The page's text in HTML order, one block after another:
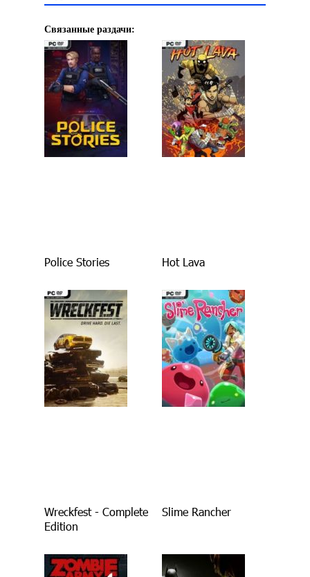
Связанные раздачи:
Police Stories Hot Lava
Wreckfest - Complete
Edition
Slime Rancher